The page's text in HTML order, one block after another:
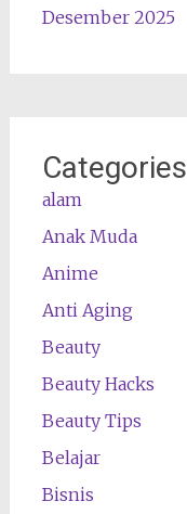
Desember 2025
Categories
alam
Anak Muda
Anime
Anti Aging
Beauty
Beauty Hacks
Beauty Tips
Belajar
Bisnis